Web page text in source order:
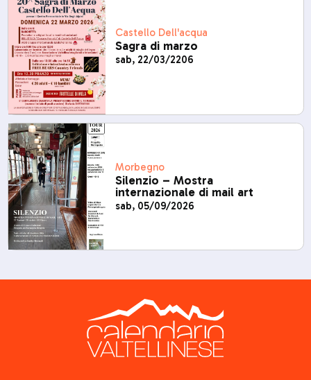
Castello Dell'acqua
Sagra di marzo
sab, 22/03/2206
Morbegno
Silenzio – Mostra
internazionale di mail art
sab, 05/09/2026